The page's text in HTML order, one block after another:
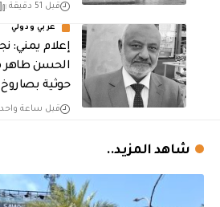
قبل 51 دقيقة
عربي ودولي
إعلام يمني:
الحسن طاهر
حوثية
قبل ساعة
شاهد المزيد..